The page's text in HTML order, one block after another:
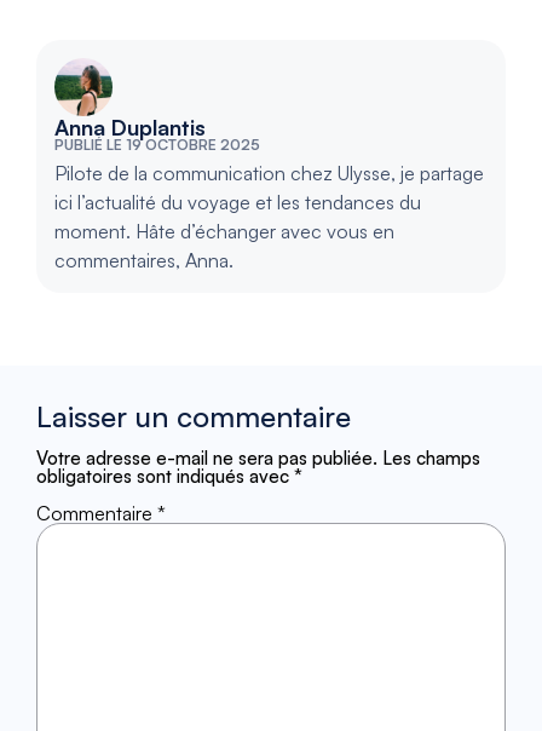
Anna Duplantis
PUBLIÉ LE 19 OCTOBRE 2025
Pilote de la communication chez Ulysse, je partage
ici l’actualité du voyage et les tendances du
moment. Hâte d’échanger avec vous en
commentaires, Anna.
Laisser un commentaire
Votre adresse e-mail ne sera pas publiée. Les champs
obligatoires sont indiqués avec *
Commentaire *